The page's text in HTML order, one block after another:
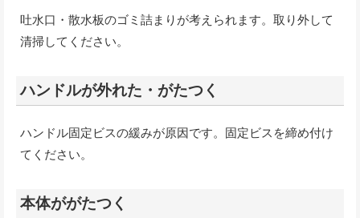
吐水口・散水板のゴミ詰まりが考えられます。取り外して
清掃してください。
ハンドルが外れた・がたつく
ハンドル固定ビスの緩みが原因です。固定ビスを締め付け
てください。
本体ががたつく